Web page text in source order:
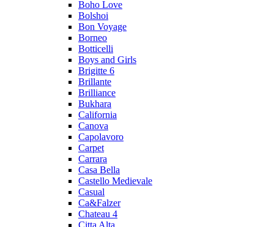
Boho Love
Bolshoi
Bon Voyage
Borneo
Botticelli
Boys and Girls
Brigitte 6
Brillante
Brilliance
Bukhara
California
Canova
Capolavoro
Carpet
Carrara
Casa Bella
Castello Medievale
Casual
Ca&Falzer
Chateau 4
Citta Alta